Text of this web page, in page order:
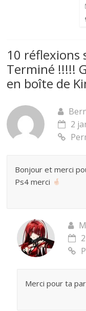
10 réflexions
Terminé !!!!!
en boîte de
2
Bonjour et merci
Ps4 merci
Merci pour ta